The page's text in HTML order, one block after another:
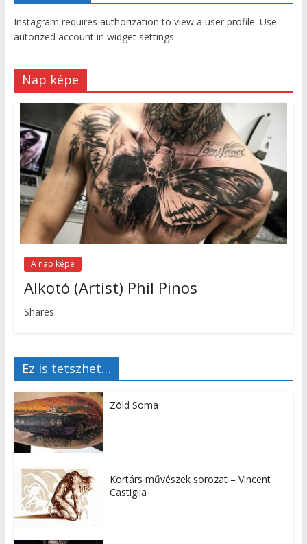
Instagram requires authorization to view a user profile. Use
autorized account in widget settings
Nap képe
A nap képe
Alkotó (Artist) Phil Pinos
Shares
Ez is tetszhet…
Zöld Soma
Kortárs művészek sorozat – Vincent
Castiglia